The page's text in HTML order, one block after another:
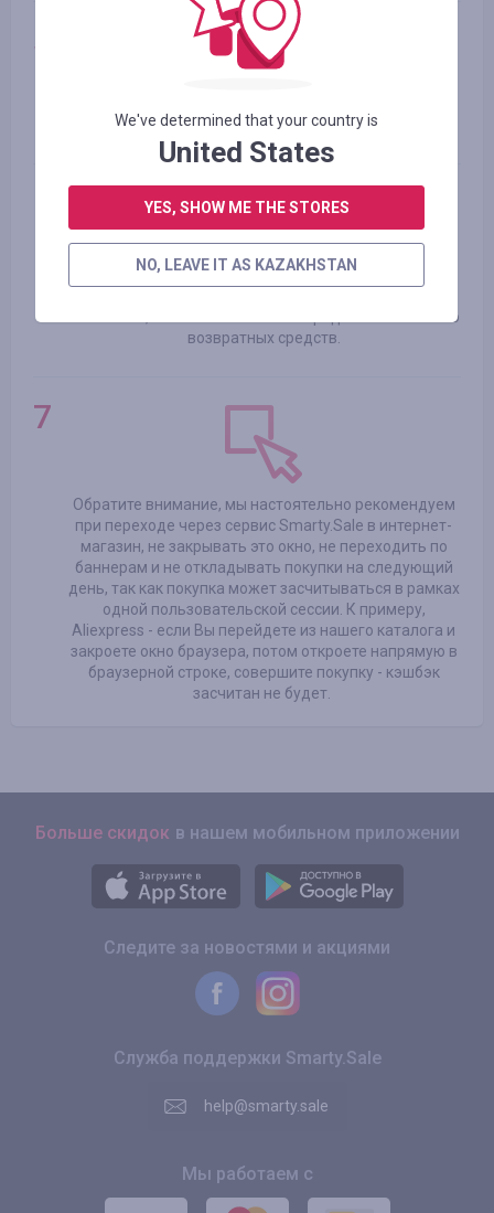
магазинов. Пользуйтесь исключительно нашими.
переходить по рекламным баннерам на сторонних
магазинах, так как это может навредить начислению
возвратных средств.
Обратите внимание, мы настоятельно рекомендуем
при переходе через сервис Smarty.Sale в интернет-
магазин, не закрывать это окно, не переходить по
баннерам и не откладывать покупки на следующий
день, так как покупка может засчитываться в рамках
одной пользовательской сессии. К примеру,
Aliexpress - если Вы перейдете из нашего каталога и
закроете окно браузера, потом откроете напрямую в
браузерной строке, совершите покупку - кэшбэк
засчитан не будет.
Больше скидок в нашем мобильном приложении
Следите за новостями и акциями
Служба поддержки Smarty.Sale
help@smarty.sale
Мы работаем с
We've determined that your country is
United States
YES, SHOW ME THE STORES
NO, LEAVE IT AS KAZAKHSTAN